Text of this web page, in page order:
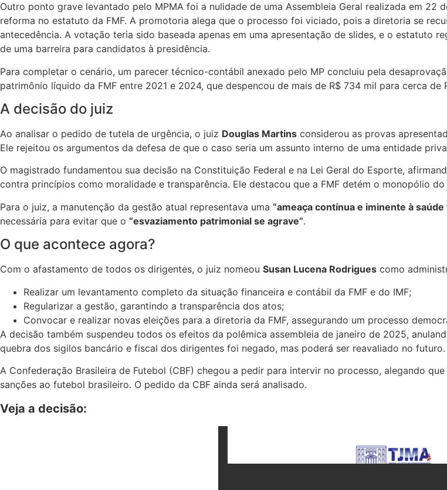
Outro ponto grave levantado pelo MPMA foi a nulidade de uma Assembleia Geral realizada em
reforma no estatuto da FMF. A promotoria alega que o processo foi viciado, pois a diretoria se
antecedência. A votação teria sido baseada apenas em uma apresentação de slides, e o estatuto
de uma barreira para candidatos à presidência.
Para completar o cenário, um parecer técnico-contábil anexado pelo MP concluiu pela
patrimônio líquido da FMF entre 2021 e 2024, que despencou de mais de R$ 734 mil para cerca de
A decisão do juiz
Ao analisar o pedido de tutela de urgência, o juiz Douglas Martins considerou as provas
Ele rejeitou os argumentos da defesa de que o caso seria um assunto interno de uma entidade
O magistrado fundamentou sua decisão na Constituição Federal e na Lei Geral do Esporte,
contra princípios como moralidade e transparência. Ele destacou que a FMF detém o monopólio
Para o juiz, a manutenção da gestão atual representava uma “ameaça contínua e iminente à
necessária para evitar que o “esvaziamento patrimonial se agrave”.
O que acontece agora?
Com o afastamento de todos os dirigentes, o juiz nomeou Susan Lucena Rodrigues como
Realizar um levantamento completo da situação financeira e contábil da FMF e do IMF;
Regularizar a gestão, garantindo a transparência dos atos;
Convocar e realizar novas eleições para a diretoria da FMF, assegurando um processo
A decisão também suspendeu todos os efeitos da polêmica assembleia de janeiro de 2025,
quebra dos sigilos bancário e fiscal dos dirigentes foi negado, mas poderá ser reavaliado no futuro.
A Confederação Brasileira de Futebol (CBF) chegou a pedir para intervir no processo, alegando
sanções ao futebol brasileiro. O pedido da CBF ainda será analisado.
Veja a decisão: